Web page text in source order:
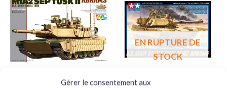
Gérer le consentement aux
EN RUPTURE DE
STOCK